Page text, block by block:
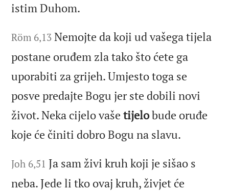
istim Duhom.
Röm 6,13 Nemojte da koji ud vašega tijela
postane oruđem zla tako što ćete ga
uporabiti za grijeh. Umjesto toga se
posve predajte Bogu jer ste dobili novi
život. Neka cijelo vašetijelobude oruđe
koje će činiti dobro Bogu na slavu.
Joh 6,51 Ja sam živi kruh koji je sišao s
neba. Jede li tko ovaj kruh, živjet će